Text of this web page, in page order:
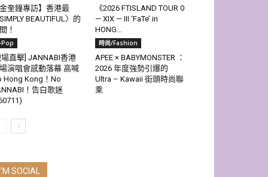
金奎鐘專訪】香港最
SIMPLY BEAUTIFUL〉的
！
《2026 FTISLAND TOUR 0
— XIX — III ‘FaTe’ in
HONG...
Pop
場直擊] JANNABI香港
演唱會感動落幕 高喊
Hong Kong！No
！告白歌迷
時尚/Fashion
APEE × BABYMONSTER ：
2026 年度強勢引爆的
Ultra – Kawaii 街頭時尚聯
乘
I'M SOCIAL